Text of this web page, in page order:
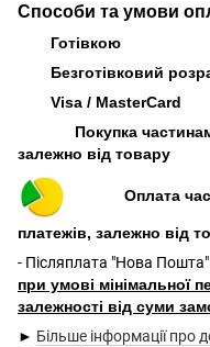
Способи та умови
Готівкою
Безготівковий
Visa / MasterCard
Покупка частинами
залежно від товару
Оплата
платежів, залежно від
- Післяплата "Нова Пошта"
при умові мінімальної
залежності від суми
► Більше інформації про